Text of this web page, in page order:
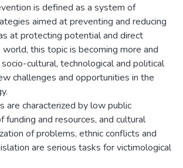
is defined as a system of
aimed at preventing and reducing
at protecting potential and direct
world, this topic is becoming more and
cultural, technological and political
challenges and opportunities in the
are characterized by low public
funding and resources, and cultural
of problems, ethnic conflicts and
are serious tasks for victimological